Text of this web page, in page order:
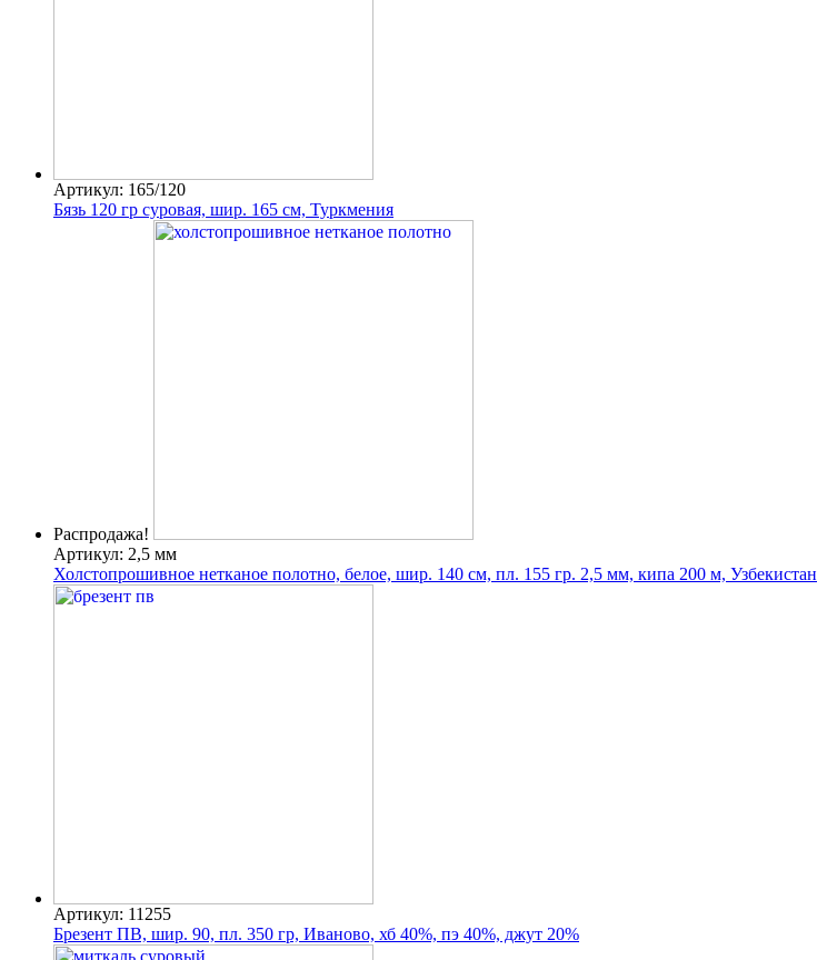
Артикул: 165/120
Бязь 120 гр суровая, шир. 165 см, Туркмения
Распродажа!
Артикул: 2,5 мм
Холстопрошивное нетканое полотно, белое, шир. 140 см, пл. 155 гр. 2,5 мм, кипа 200 м, Узбекистан
Артикул: 11255
Брезент ПВ, шир. 90, пл. 350 гр, Иваново, хб 40%, пэ 40%, джут 20%